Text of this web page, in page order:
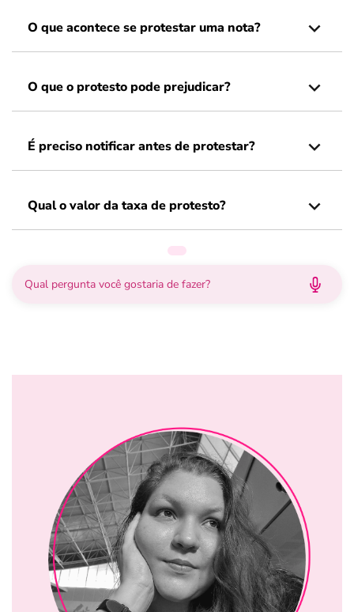
O que acontece se protestar uma nota?
O que o protesto pode prejudicar?
É preciso notificar antes de protestar?
Qual o valor da taxa de protesto?